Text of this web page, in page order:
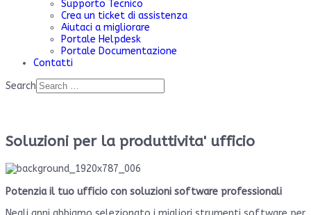
Supporto Tecnico
Crea un ticket di assistenza
Aiutaci a migliorare
Portale Helpdesk
Portale Documentazione
Contatti
Search
Soluzioni per la produttivita' ufficio
Potenzia il tuo ufficio con soluzioni software professionali